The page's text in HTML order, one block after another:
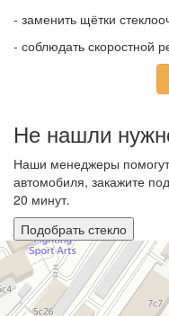
- заменить щётки
- соблюдать скоростной
Не нашли
Наши менеджеры
автомобиля, закажите
20 минут.
Подобрать стекло